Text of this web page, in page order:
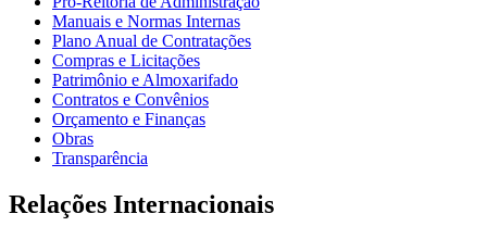
Manuais e Normas Internas
Plano Anual de Contratações
Compras e Licitações
Patrimônio e Almoxarifado
Contratos e Convênios
Orçamento e Finanças
Obras
Transparência
Relações Internacionais